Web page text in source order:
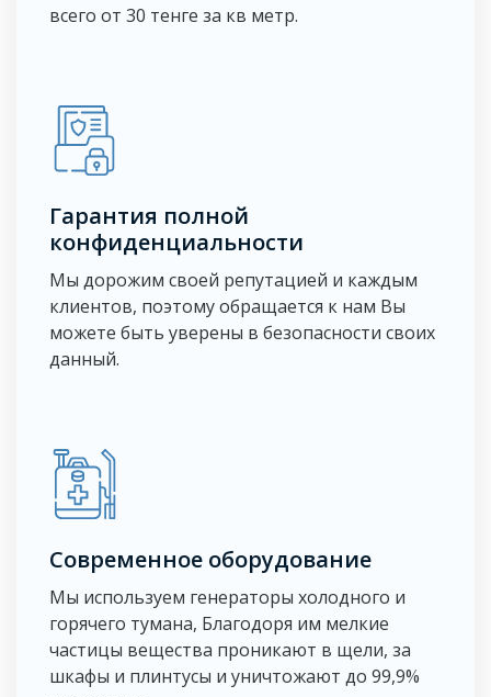
всего от 30 тенге за кв метр.
Гарантия полной
конфиденциальности
Мы дорожим своей репутацией и каждым
клиентов, поэтому обращается к нам Вы
можете быть уверены в безопасности своих
данный.
Современное оборудование
Мы используем генераторы холодного и
горячего тумана, Благодоря им мелкие
частицы вещества проникают в щели, за
шкафы и плинтусы и уничтожают до 99,9%